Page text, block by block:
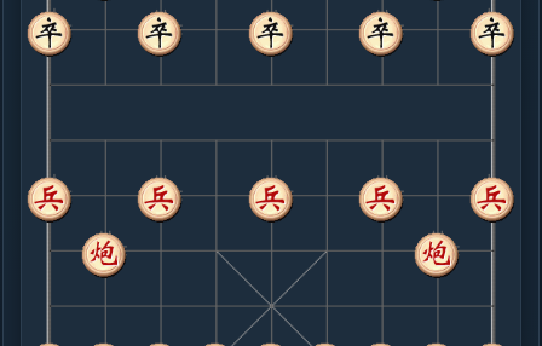
6. 兵七进一
红+15
.....车９平３
红+17
7. 马七进六
红+17
8. 相七进九
红+2
马六退八
.....砲２平３
红+26
砲２平４
9. 车九平八
红+4
炮八平六
.....马２进１
10. 炮八平六
黑+3
马六进五
.....士４进５
红+31
车１平２
红+0
车二进六